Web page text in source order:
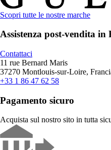
Scopri tutte le nostre marche
Assistenza post-vendita in
Contattaci
11 rue Bernard Maris
37270 Montlouis-sur-Loire,
+33 1 86 47 62 58
Pagamento sicuro
Acquista sul nostro sito in tutta